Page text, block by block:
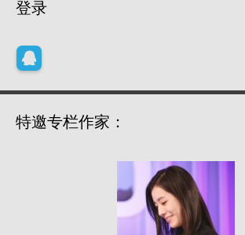
登录
特邀专栏作家：